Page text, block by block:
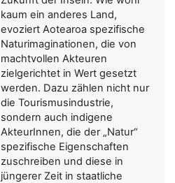
kaum ein anderes Land,
evoziert Aotearoa spezifische
Naturimaginationen, die von
machtvollen Akteuren
zielgerichtet in Wert gesetzt
werden. Dazu zählen nicht nur
die Tourismusindustrie,
sondern auch indigene
AkteurInnen, die der „Natur“
spezifische Eigenschaften
zuschreiben und diese in
jüngerer Zeit in staatliche